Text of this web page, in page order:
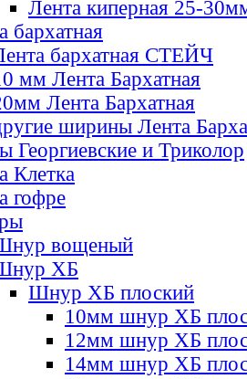
Лента киперная 25-
бархатная
бархатная СТЕЙЧ
мм Лента Бархатная
Лента Бархатная
ширины Лента
Георгиевские и Триколор
Клетка
гофре
вощеный
ХБ
Шнур ХБ плоский
10мм шнур ХБ
12мм шнур ХБ
14мм шнур ХБ